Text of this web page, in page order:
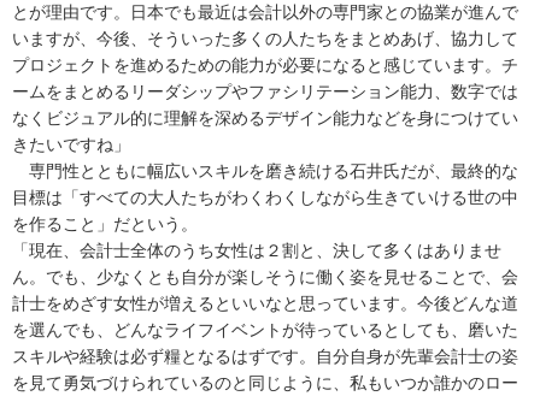
とが理由です。日本でも最近は会計以外の専門家との協業が進んで
いますが、今後、そういった多くの人たちをまとめあげ、協力して
プロジェクトを進めるための能力が必要になると感じています。チ
ームをまとめるリーダシップやファシリテーション能力、数字では
なくビジュアル的に理解を深めるデザイン能力などを身につけてい
きたいですね」
専門性とともに幅広いスキルを磨き続ける石井氏だが、最終的な
目標は「すべての大人たちがわくわくしながら生きていける世の中
を作ること」だという。
「現在、会計士全体のうち女性は２割と、決して多くはありませ
ん。でも、少なくとも自分が楽しそうに働く姿を見せることで、会
計士をめざす女性が増えるといいなと思っています。今後どんな道
を選んでも、どんなライフイベントが待っているとしても、磨いた
スキルや経験は必ず糧となるはずです。自分自身が先輩会計士の姿
を見て勇気づけられているのと同じように、私もいつか誰かのロー